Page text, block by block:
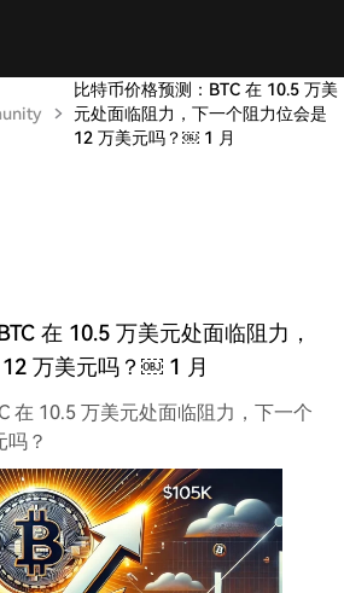
比特币价格预测：BTC 在 10.5 万美
元处面临阻力，下一个阻力位会是
12 万美元吗？￼ 1 月
在 10.5 万美元处面临阻力，
万美元吗？￼ 1 月
在 10.5 万美元处面临阻力，下一个
吗？